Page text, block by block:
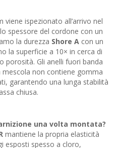
ispezionato all’arrivo nel
spessore del cordone con un
la durezza Shore A con un
la superficie a 10× in cerca di
porosità. Gli anelli fuori banda
mescola non contiene gomma
garantendo una lunga stabilità
chiusa.
una volta montata?
mantiene la propria elasticità
esposti spesso a cloro,